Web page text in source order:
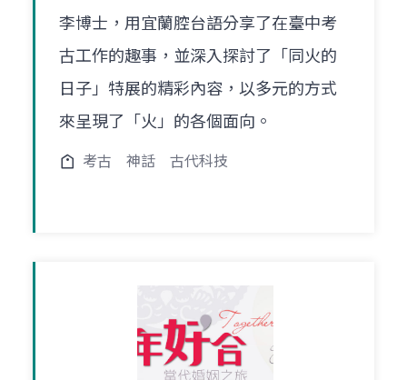
李博士，用宜蘭腔台語分享了在臺中考
古工作的趣事，並深入探討了「同火的
日子」特展的精彩內容，以多元的方式
來呈現了「火」的各個面向。
考古 神話 古代科技